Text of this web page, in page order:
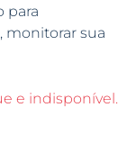
para
monitorar sua
e indisponível.